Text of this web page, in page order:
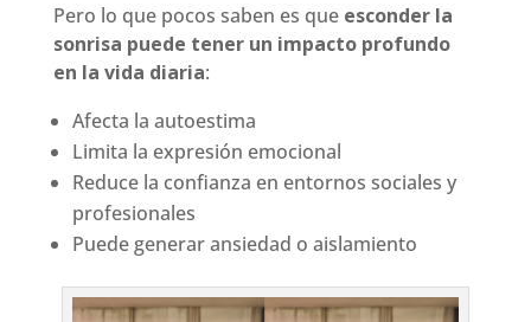
Pero lo que pocos saben es que esconder la
sonrisa puede tener un impacto profundo
en la vida diaria:
Afecta la autoestima
Limita la expresión emocional
Reduce la confianza en entornos sociales y
profesionales
Puede generar ansiedad o aislamiento